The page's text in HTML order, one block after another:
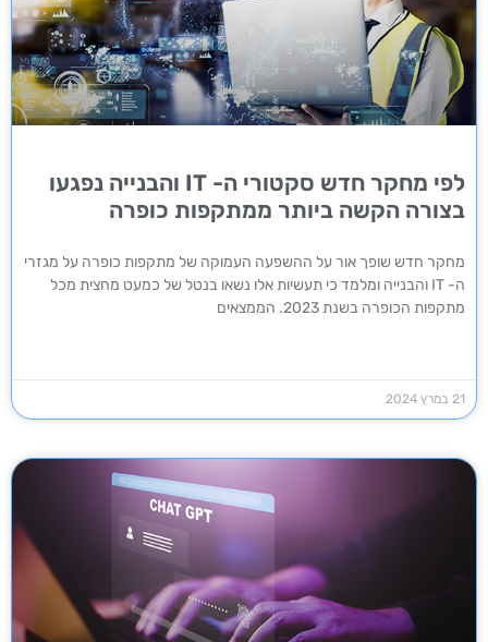
לפי מחקר חדש סקטורי ה- IT והבנייה נפגעו
בצורה הקשה ביותר ממתקפות כופרה
מחקר חדש שופך אור על ההשפעה העמוקה של מתקפות כופרה על מגזרי
ה- IT והבנייה ומלמד כי תעשיות אלו נשאו בנטל של כמעט מחצית מכל
מתקפות הכופרה בשנת 2023. הממצאים
21 במרץ 2024